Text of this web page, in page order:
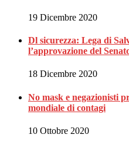
19 Dicembre 2020
Dl sicurezza: Lega di
l’approvazione del
18 Dicembre 2020
No mask e negazionisti
mondiale di contagi
10 Ottobre 2020